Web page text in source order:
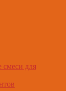
смеси для